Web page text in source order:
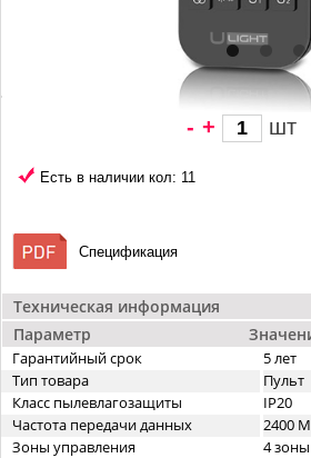
Техническая информация
Параметр
Гарантийный срок
5 лет
Тип товара
Пульт
Класс пылевлагозащиты
IP20
Частота передачи данных
2400
Зоны управления
4 зоны
- + шт
Есть в наличии кол: 11
Спецификация